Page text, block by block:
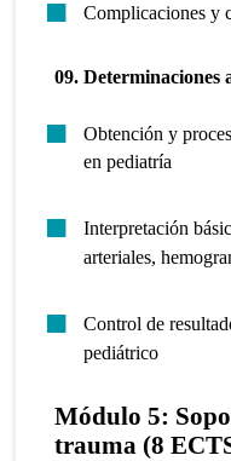
Complicaciones y
09. Determinaciones
Obtención y
en pediatría
Interpretación
arteriales,
Control de
pediátrico
Módulo 5:
trauma (8